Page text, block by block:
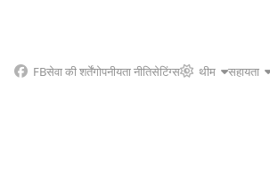
FBसेवा की शर्तेंगोपनीयता नीतिसेटिंग्स थीम सहायता